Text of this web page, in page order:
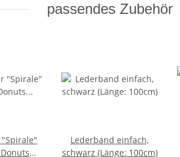
passendes Zubehör
Lederband einfach,
schwarz (Länge: 100cm)